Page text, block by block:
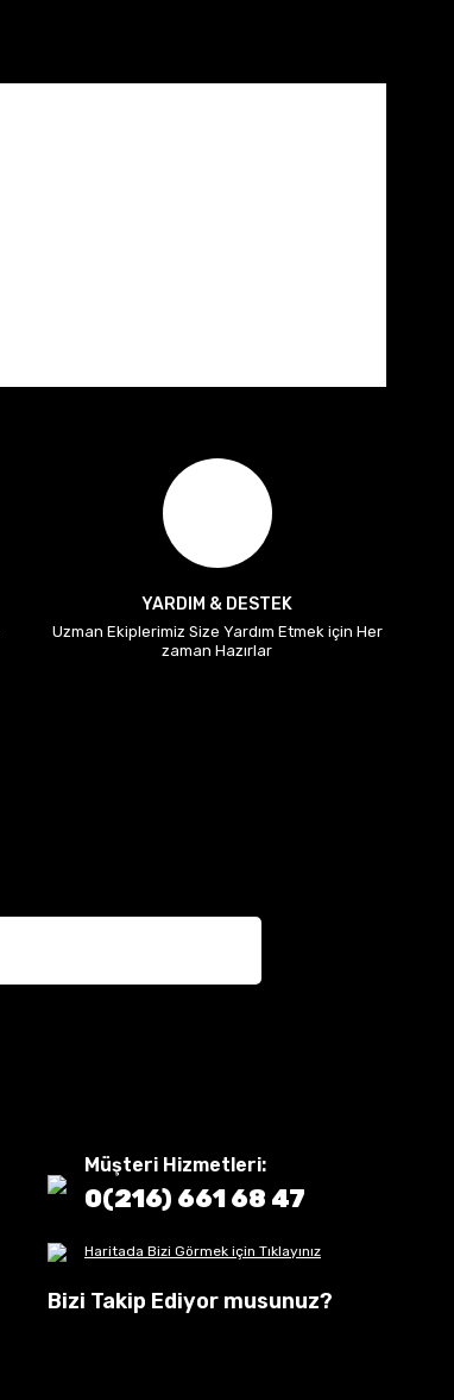
YARDIM & DESTEK
Uzman Ekiplerimiz Size Yardım Etmek için Her
zaman Hazırlar
Müşteri Hizmetleri:
0(216) 661 68 47
Haritada Bizi Görmek için Tıklayınız
Bizi Takip Ediyor musunuz?